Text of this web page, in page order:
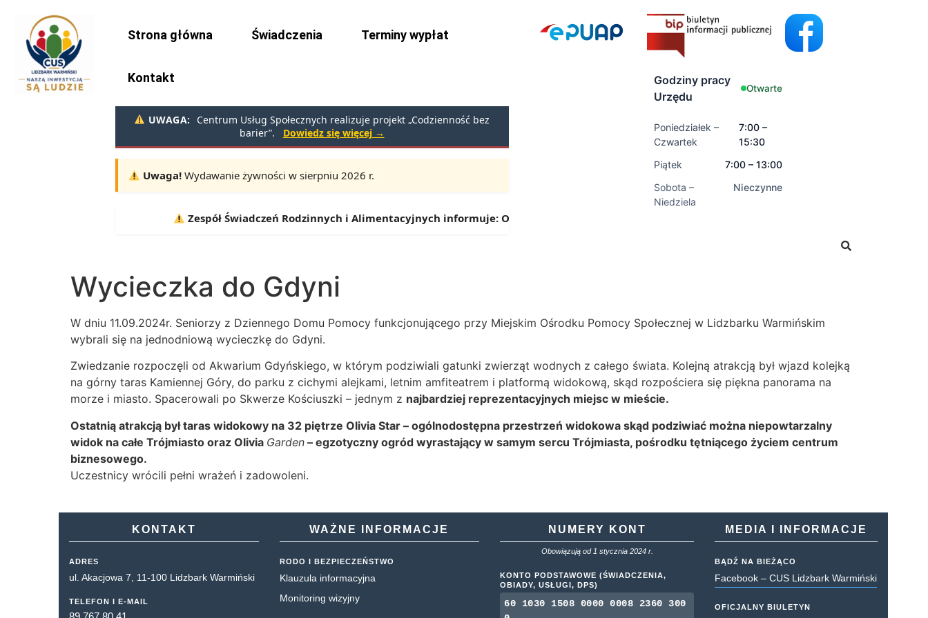
Strona główna Świadczenia Terminy wypłat
Kontakt
UWAGA:
Centrum Usług Społecznych realizuje projekt „Codzienność bez
barier”.
Dowiedz się więcej →
Uwaga!Wydawanie żywności w sierpniu 2026 r.
10.08, 11.08, 12.08 |
Zespół Świadczeń Rodzinnych i Alimentacyjnych informuje:Od 1 lipca można składać wnioski o świadczenia rodzinne oraz świadczenia z
Godziny pracy
Urzędu
Otwarte
Poniedziałek –
Czwartek
7:00 –
15:30
Piątek
7:00 – 13:00
Sobota –
Niedziela
Nieczynne
Wycieczka do Gdyni
W dniu 11.09.2024r. Seniorzy z Dziennego Domu Pomocy funkcjonującego przy Miejskim Ośrodku Pomocy Społecznej w Lidzbarku Warmińskim
wybrali się na jednodniową wycieczkę do Gdyni.
Zwiedzanie rozpoczęli od Akwarium Gdyńskiego, w którym podziwiali gatunki zwierząt wodnych z całego świata. Kolejną atrakcją był wjazd kolejką
na górny taras Kamiennej Góry, do parku z cichymi alejkami, letnim amfiteatrem i platformą widokową, skąd rozpościera się piękna panorama na
morze i miasto. Spacerowali po Skwerze Kościuszki – jednym z najbardziej reprezentacyjnych miejsc w mieście.
Ostatnią atrakcją był taras widokowy na 32 piętrze Olivia Star – ogólnodostępna przestrzeń widokowa skąd podziwiać można niepowtarzalny
widok na całe Trójmiasto oraz Olivia Garden – egzotyczny ogród wyrastający w samym sercu Trójmiasta, pośrodku tętniącego życiem centrum
biznesowego.
Uczestnicy wrócili pełni wrażeń i zadowoleni.
KONTAKT
ADRES
ul. Akacjowa 7, 11-100 Lidzbark Warmiński
TELEFON I E-MAIL
WAŻNE INFORMACJE
RODO I BEZPIECZEŃSTWO
Klauzula informacyjna
Monitoring wizyjny
NUMERY KONT
Obowiązują od 1 stycznia 2024 r.
KONTO PODSTAWOWE (ŚWIADCZENIA,
OBIADY, USŁUGI, DPS)
60 1030 1508 0000 0008 2360 300
MEDIA I INFORMACJE
BĄDŹ NA BIEŻĄCO
Facebook – CUS Lidzbark Warmiński
OFICJALNY BIULETYN